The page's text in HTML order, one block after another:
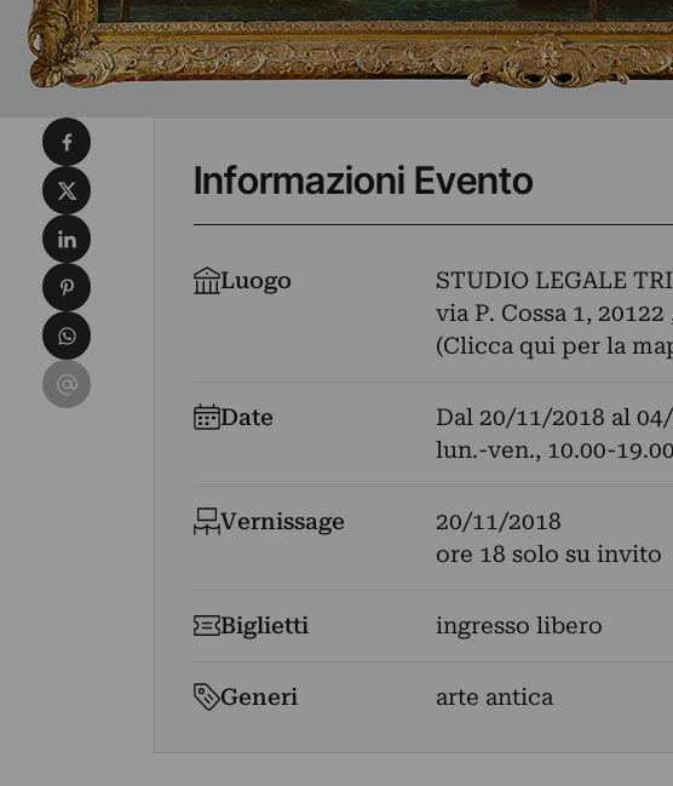
Informazioni Evento
Luogo
STUDIO LEGALE
via P. Cossa 1,
(Clicca qui per la
Date Dal 20/11/2018 al
lun.-ven., 10.00-19.00
Vernissage
20/11/2018
ore 18 solo su invito
Biglietti ingresso libero
Generi arte antica
Condividi su Facebook
Condividi su X
Condividi su LinkedIn
Condividi su Pinterest
Condividi su WhatsApp
Condividi su Email